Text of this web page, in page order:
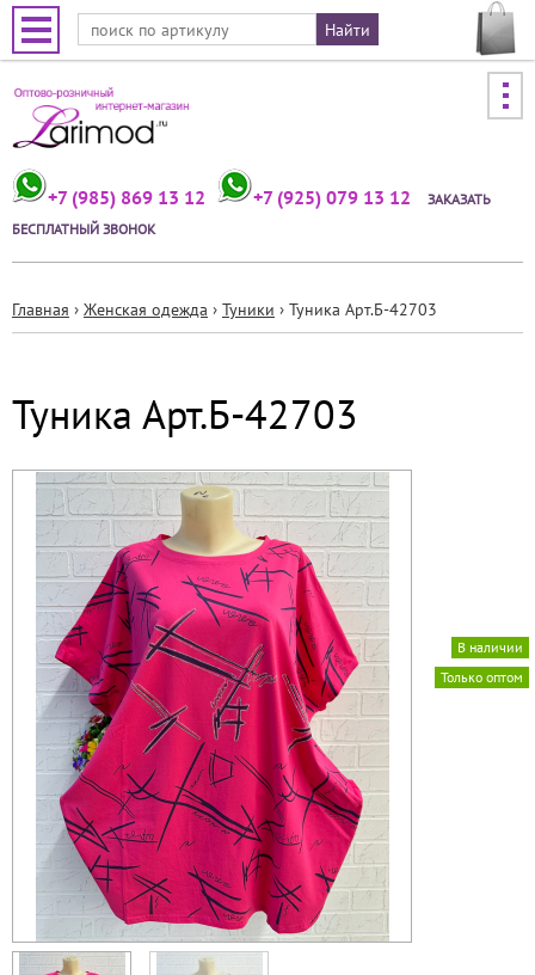
Jump to navigation
+7 (985) 869 13 12 +7 (925) 079 13 12
ЗАКАЗАТЬ
БЕСПЛАТНЫЙ ЗВОНОК
здесь
Главная › Женская одежда › Туники › Туника Арт.Б-42703
Туника Арт.Б-42703
Только оптом
В наличии